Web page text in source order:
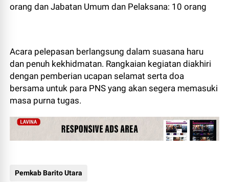
orang dan Jabatan Umum dan Pelaksana: 10 orang
Acara pelepasan berlangsung dalam suasana haru
dan penuh kekhidmatan. Rangkaian kegiatan diakhiri
dengan pemberian ucapan selamat serta doa
bersama untuk para PNS yang akan segera memasuki
masa purna tugas.
Pemkab Barito Utara